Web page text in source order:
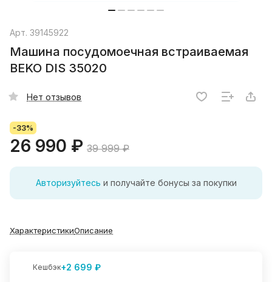
Арт. 39145922
Машина посудомоечная встраиваемая
BEKO DIS 35020
Нет отзывов
-33%
26 990 ₽ 39 999 ₽
Авторизуйтесь и получайте бонусы за покупки
ХарактеристикиОписание
Кешбэк+2 699 ₽